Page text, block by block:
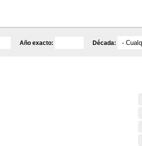
Año exacto: Década: